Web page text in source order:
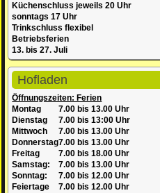
Küchenschluss jeweils 20 Uhr
sonntags 17 Uhr
Trinkschluss flexibel
Betriebsferien
13. bis 27. Juli
Hofladen
Öffnungszeiten: Ferien
Montag
7.00 bis 13.00 Uhr
Dienstag
7.00 bis 13:00 Uhr
Mittwoch
7.00 bis 13.00 Uhr
Donnerstag7.00 bis 13.00 Uhr
Freitag
7.00 bis 18.00 Uhr
Samstag:
7.00 bis 13.00 Uhr
Sonntag:
7.00 bis 12.00 Uhr
Feiertage
7.00 bis 12.00 Uhr